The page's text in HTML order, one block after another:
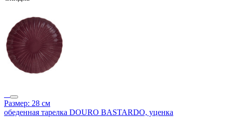
Размер: 28 см
обеденная тарелка DOURO BASTARDO, уценка